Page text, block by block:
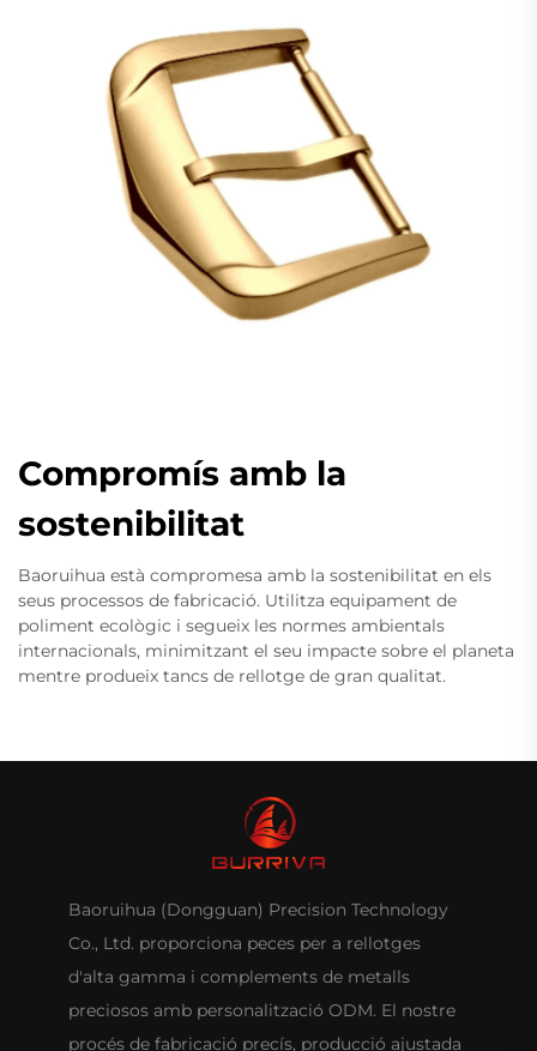
Compromís amb la
sostenibilitat
Baoruihua està compromesa amb la sostenibilitat en els
seus processos de fabricació. Utilitza equipament de
poliment ecològic i segueix les normes ambientals
internacionals, minimitzant el seu impacte sobre el planeta
mentre produeix tancs de rellotge de gran qualitat.
Baoruihua (Dongguan) Precision Technology
Co., Ltd. proporciona peces per a rellotges
d'alta gamma i complements de metalls
preciosos amb personalització ODM. El nostre
procés de fabricació precís, producció ajustada